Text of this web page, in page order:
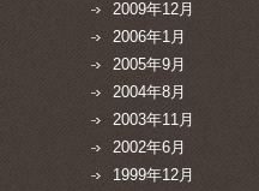
2009年12月
2006年1月
2005年9月
2004年8月
2003年11月
2002年6月
1999年12月